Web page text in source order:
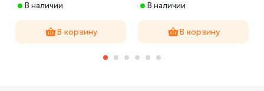
В наличии
В корзину
В наличии
В корзину